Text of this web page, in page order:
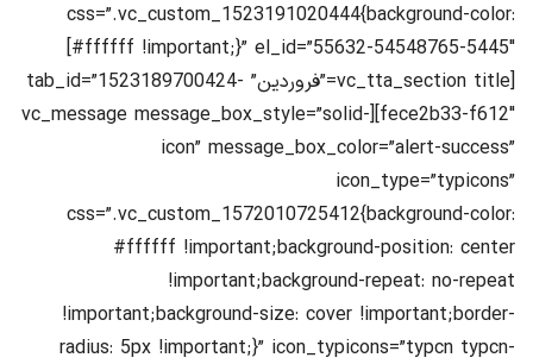
css=”.vc_custom_1523191020444{background-color:
#ffffff !important;}” el_id=”55632-54548765-5445″]
[vc_tta_section title=”فروردین” tab_id=”1523189700424-
fece2b33-f612″][vc_message message_box_style=”solid-
icon” message_box_color=”alert-success”
icon_type=”typicons”
css=”.vc_custom_1572010725412{background-color:
#ffffff !important;background-position: center
!important;background-repeat: no-repeat
!important;background-size: cover !important;border-
radius: 5px !important;}” icon_typicons=”typcn typcn-